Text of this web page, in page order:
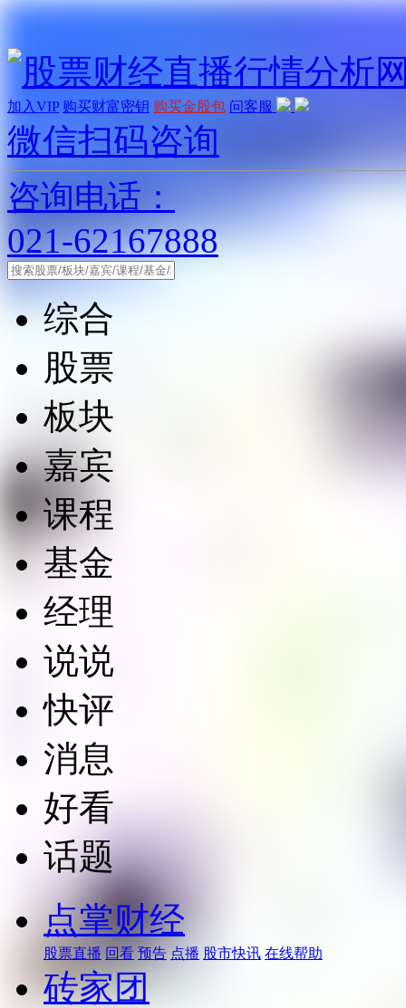
加入VIP 购买财富密钥 购买金股包 问客服
微信扫码咨询
咨询电话：
021-62167888
综合
股票
板块
嘉宾
课程
基金
经理
说说
快评
消息
好看
话题
点掌财经
股票直播 回看 预告 点播 股市快讯 在线帮助
砖家团